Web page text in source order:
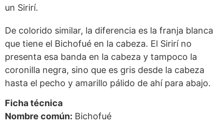
un Sirirí.
De colorido similar, la diferencia es la franja blanca
que tiene el Bichofué en la cabeza. El Sirirí no
presenta esa banda en la cabeza y tampoco la
coronilla negra, sino que es gris desde la cabeza
hasta el pecho y amarillo pálido de ahí para abajo.
Ficha técnica
Nombre común: Bichofué